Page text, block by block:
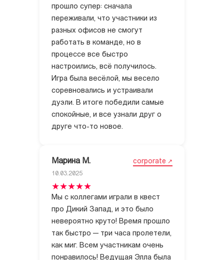
прошло супер: сначала
переживали, что участники из
разных офисов не смогут
работать в команде, но в
процессе все быстро
настроились, всё получилось.
Игра была весёлой, мы весело
соревновались и устраивали
дуэли. В итоге победили самые
спокойные, и все узнали друг о
Марина М. corporate
10.03.2025
Мы с коллегами играли в квест
про Дикий Запад, и это было
невероятно круто! Время прошло
так быстро — три часа пролетели,
как миг. Всем участникам очень
понравилось! Ведущая Элла была